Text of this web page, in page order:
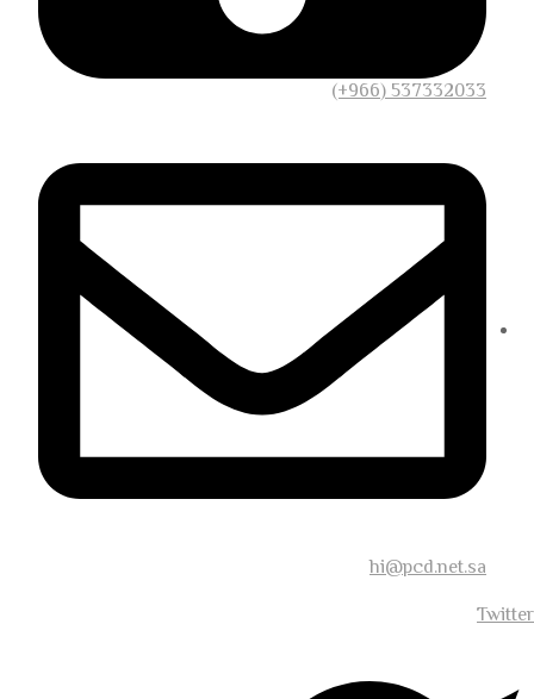
537332033 (966+)
hi@pcd.net.sa
Twitter